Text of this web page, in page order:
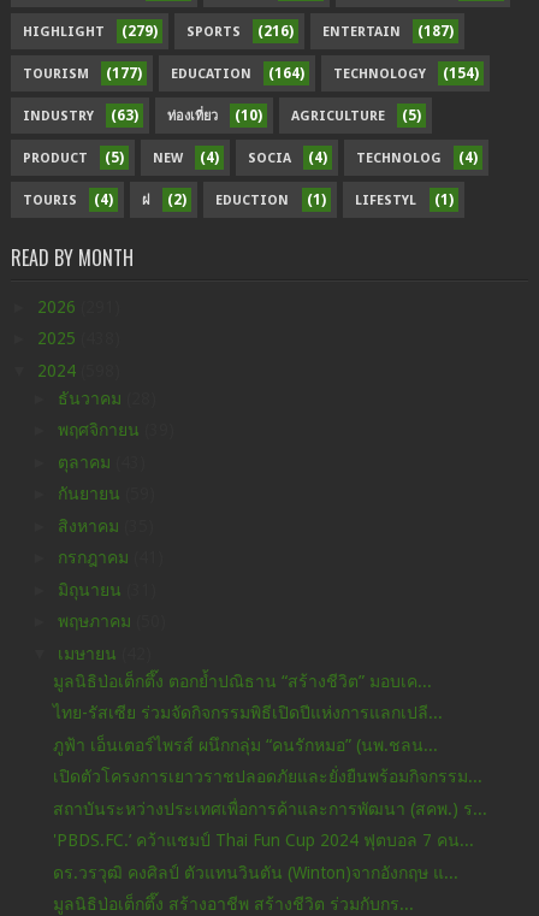
HIGHLIGHT (279) SPORTS (216) ENTERTAIN (187)
TOURISM (177) EDUCATION (164) TECHNOLOGY (154)
INDUSTRY (63) ท่องเที่ยว (10) AGRICULTURE (5)
PRODUCT (5) NEW (4) SOCIA (4) TECHNOLOG (4)
TOURIS (4) ฝ (2) EDUCTION (1) LIFESTYL (1)
READ BY MONTH
2026
2025
2024
ธันวาคม
พฤศจิกายน
ตุลาคม
กันยายน
สิงหาคม
กรกฎาคม
มิถุนายน
พฤษภาคม
เมษายน
มูลนิธิป่อเต็กตึ๊ง ตอกย้ำปณิธาน “สร้างชีวิต” มอบเค...
ไทย-รัสเซีย ร่วมจัดกิจกรรมพิธีเปิดปีแห่งการแลกเปลี...
ภูฟ้า เอ็นเตอร์ไพรส์ ผนึกกลุ่ม “คนรักหมอ” (นพ.ชลน...
เปิดตัวโครงการเยาวราชปลอดภัยและยั่งยืนพร้อมกิจกรรม...
สถาบันระหว่างประเทศเพื่อการค้าและการพัฒนา (สคพ.) ร...
'PBDS.FC.’ คว้าแชมป์ Thai Fun Cup 2024 ฟุตบอล 7 คน...
ดร.วรวุฒิ คงศิลป์ ตัวแทนวินตัน (Winton)จากอังกฤษ แ...
มูลนิธิป่อเต็กตึ๊ง สร้างอาชีพ สร้างชีวิต ร่วมกับกร...